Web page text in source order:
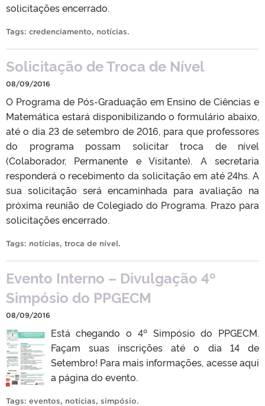
solicitações encerrado.
Tags: credenciamento, notícias.
Solicitação de Troca de Nível
08/09/2016
O Programa de Pós-Graduação em Ensino de Ciências e
Matemática estará disponibilizando o formulário abaixo,
até o dia 23 de setembro de 2016, para que professores
do programa possam solicitar troca de nível
(Colaborador, Permanente e Visitante). A secretaria
responderá o recebimento da solicitação em até 24hs. A
sua solicitação será encaminhada para avaliação na
próxima reunião de Colegiado do Programa. Prazo para
solicitações encerrado.
Tags: notícias, troca de nível.
Evento Interno – Divulgação 4º
Simpósio do PPGECM
08/09/2016
Está chegando o 4º Simpósio do PPGECM.
Façam suas inscrições até o dia 14 de
Setembro! Para mais informações, acesse aqui
a página do evento.
Tags: eventos, notícias, simpósio.